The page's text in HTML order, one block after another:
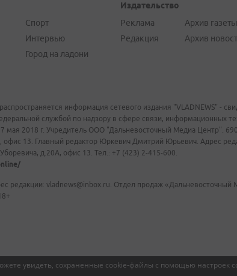
увидеть, сохраненные cookie-файлы с помощью настроек
Спорт
Интервью
Город на ладони
Издательство
Реклама
Редакция
Архив
Архив
информация сетевого издания "VLADNEWS" -
службой по надзору в сфере связи, информационных
мая 2018 г. Учредитель ООО "Дальневосточный Медиа Центр".
офис 13. Главный редактор Юркевич Дмитрий Юрьевич. Адрес
д.20А, офис 13. Тел.: +7 (423) 2-415-600.
редакции: vladnews@inbox.ru. Отдел продаж «Дальневосточный